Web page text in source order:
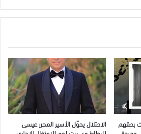
صدرت بحقهم
الاحتلال يحوّل الأسير المحرر عيسى